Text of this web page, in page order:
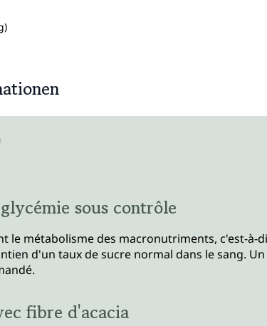
sous contrôle
le métabolisme des macronutriments, c'est-
d'un taux de sucre normal dans le sang.
fibre d'acacia